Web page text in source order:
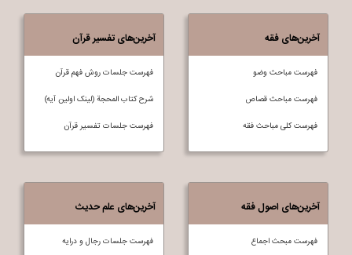
آخرین‌های فقه
فهرست مباحث وضو
فهرست مباحث قصاص
فهرست کلی مباحث فقه
آخرین‌های اصول فقه
فهرست مبحث اجماع
آخرین‌های تفسیر قرآن
فهرست جلسات روش فهم قرآن
شرح کتاب المحجة (لینک اولین آیه)
فهرست جلسات تفسير قرآن
آخرین‌های علم حدیث
فهرست جلسات رجال و درایه